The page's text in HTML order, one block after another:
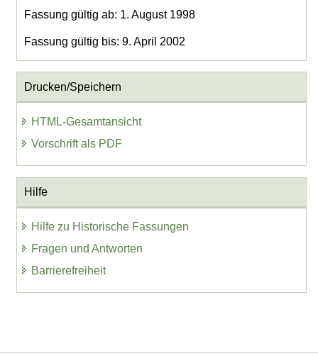
Fassung gültig ab: 1. August 1998
Fassung gültig bis: 9. April 2002
Drucken/Speichern
HTML-Gesamtansicht
Vorschrift als PDF
Hilfe
Hilfe zu Historische Fassungen
Fragen und Antworten
Barrierefreiheit